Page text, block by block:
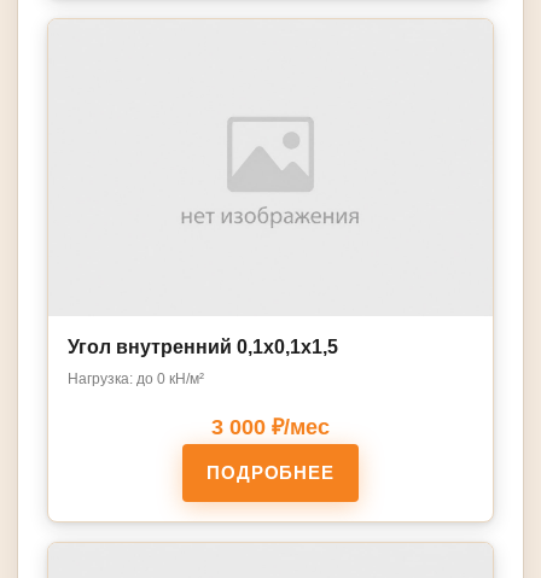
Угол внутренний 0,1х0,1х1,5
Нагрузка: до 0 кН/м²
3 000 ₽/мес
ПОДРОБНЕЕ